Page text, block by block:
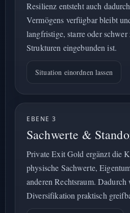
Resilienz entsteht auch
Vermögens verfügbar bleibt
langfristige, starre oder
Strukturen eingebunden ist.
Situation einordnen lassen
EBENE 3
Sachwerte &
Private Exit Gold ergänzt die
physische Sachwerte,
anderen Rechtsraum.
Diversifikation praktisch